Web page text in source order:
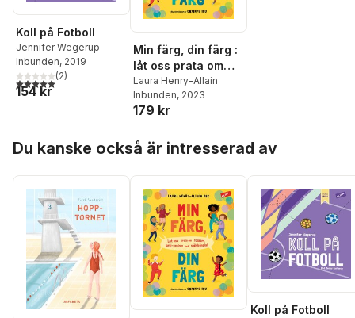
Koll på Fotboll
Jennifer Wegerup
Inbunden, 2019
5,0utav 5 stjärnor. Totalt antal röster:
(2)
154 kr
Min färg, din färg :
låt oss prata om
rasism, antirasism
och självkänsla!
Laura Henry-Allain
Inbunden, 2023
179 kr
Du kanske också är intresserad av
Koll på Fotboll